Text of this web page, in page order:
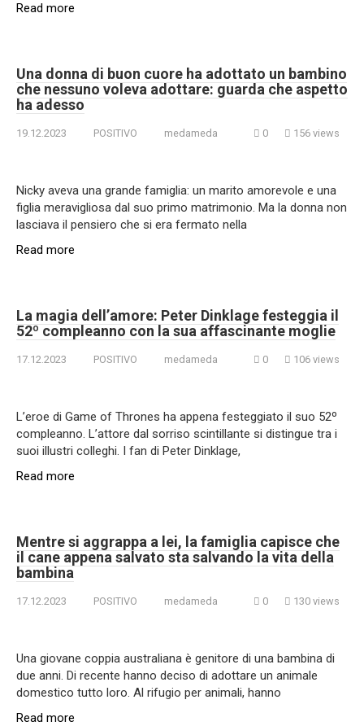
Read more
Una donna di buon cuore ha adottato un bambino
che nessuno voleva adottare: guarda che aspetto
ha adesso
19.12.2023 POSITIVO medameda 0 156 views
Nicky aveva una grande famiglia: un marito amorevole e una
figlia meravigliosa dal suo primo matrimonio. Ma la donna non
lasciava il pensiero che si era fermato nella
Read more
La magia dell’amore: Peter Dinklage festeggia il
52º compleanno con la sua affascinante moglie
17.12.2023 POSITIVO medameda 0 106 views
L’eroe di Game of Thrones ha appena festeggiato il suo 52º
compleanno. L’attore dal sorriso scintillante si distingue tra i
suoi illustri colleghi. I fan di Peter Dinklage,
Read more
Mentre si aggrappa a lei, la famiglia capisce che
il cane appena salvato sta salvando la vita della
bambina
17.12.2023 POSITIVO medameda 0 130 views
Una giovane coppia australiana è genitore di una bambina di
due anni. Di recente hanno deciso di adottare un animale
domestico tutto loro. Al rifugio per animali, hanno
Read more